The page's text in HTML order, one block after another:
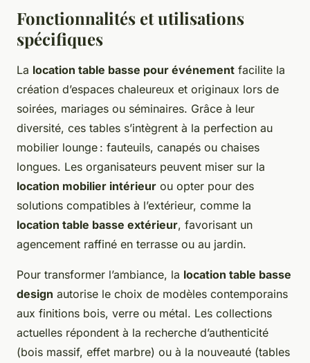
Fonctionnalités et utilisations
spécifiques
La location table basse pour événement facilite la
création d’espaces chaleureux et originaux lors de
soirées, mariages ou séminaires. Grâce à leur
diversité, ces tables s’intègrent à la perfection au
mobilier lounge : fauteuils, canapés ou chaises
longues. Les organisateurs peuvent miser sur la
location mobilier intérieur ou opter pour des
solutions compatibles à l’extérieur, comme la
location table basse extérieur, favorisant un
agencement raffiné en terrasse ou au jardin.
Pour transformer l’ambiance, la location table basse
design autorise le choix de modèles contemporains
aux finitions bois, verre ou métal. Les collections
actuelles répondent à la recherche d’authenticité
(bois massif, effet marbre) ou à la nouveauté (tables